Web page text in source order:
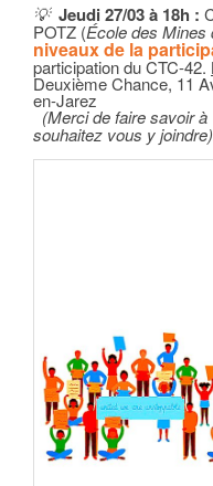
💡 Jeudi 27/03à 18h :
POTZ (École des Mines
niveaux de la
participation du CTC-42.
Deuxième Chance, 11
en-Jarez
(Merci de faire savoir à
souhaitez vous y joindre